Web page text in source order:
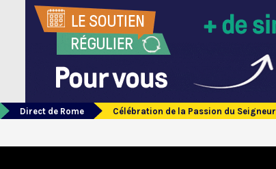
Direct de Rome Célébration de la Passion du Seigneur